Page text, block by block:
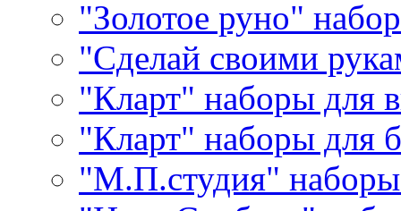
"Золотое руно"
"Сделай своими
"Кларт" наборы для
"Кларт" наборы для
"М.П.студия"